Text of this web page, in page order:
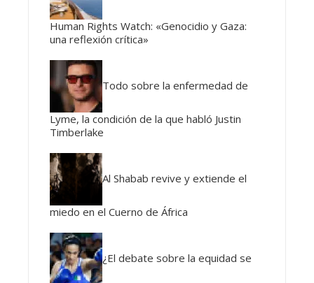
Human Rights Watch: «Genocidio y Gaza:
una reflexión crítica»
Todo sobre la enfermedad de
Lyme, la condición de la que habló Justin
Timberlake
Al Shabab revive y extiende el
miedo en el Cuerno de África
¿El debate sobre la equidad se